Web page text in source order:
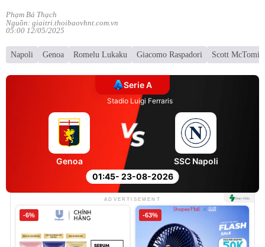
Phạm Bá Thạch
Nguồn: giaitri.thoibaovhnt.com.vn
05:00 12/05/2025
Napoli Genoa Romelu Lukaku Giacomo Raspadori Scott
Serie A
Stadio Luigi Ferraris
01:45- 23-08-2026
Genoa SSC Napoli
ADVERTISEMENT
-6% -63%